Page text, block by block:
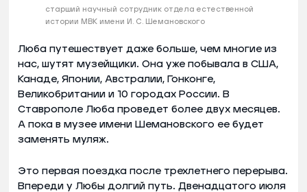
старший научный сотрудник отдела естественной
истории МВК имени И. С. Шемановского
Люба путешествует даже больше, чем многие из
нас, шутят музейщики. Она уже побывала в США,
Канаде, Японии, Австралии, Гонконге,
Великобритании и 10 городах России. В
Ставрополе Люба проведет более двух месяцев.
А пока в музее имени Шемановского ее будет
заменять муляж.
Это первая поездка после трехлетнего перерыва.
Впереди у Любы долгий путь. Двенадцатого июля